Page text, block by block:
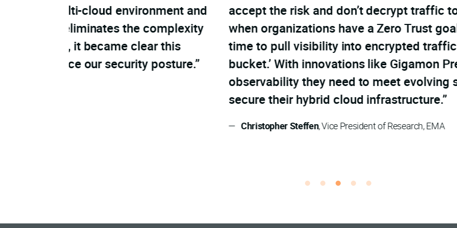
accept the risk and don’t decrypt traffic today due to technical and
when organizations have a Zero Trust goal, it’s clear that half have no
time to pull visibility into encrypted traffic out of the ‘too hard,
bucket.’ With innovations like Gigamon Precryption technology,
observability they need to meet evolving standards and regulatory
secure their hybrid cloud infrastructure.”
, Vice President of Research, EMA